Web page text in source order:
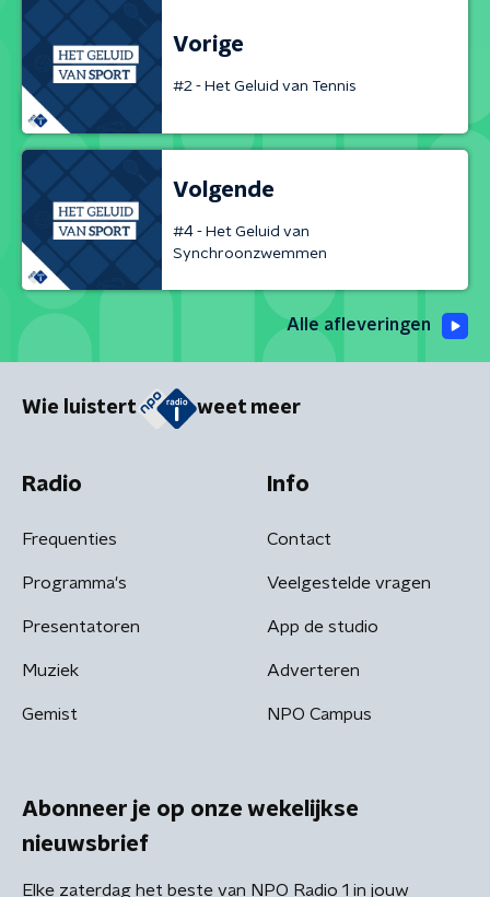
Vorige
#2 - Het Geluid van Tennis
Volgende
#4 - Het Geluid van
Synchroonzwemmen
Alle afleveringen
Wie luistert weet meer
Radio
Frequenties
Programma's
Presentatoren
Muziek
Gemist
Info
Contact
Veelgestelde vragen
App de studio
Adverteren
NPO Campus
Abonneer je op onze wekelijkse
nieuwsbrief
Elke zaterdag het beste van NPO Radio 1 in jouw